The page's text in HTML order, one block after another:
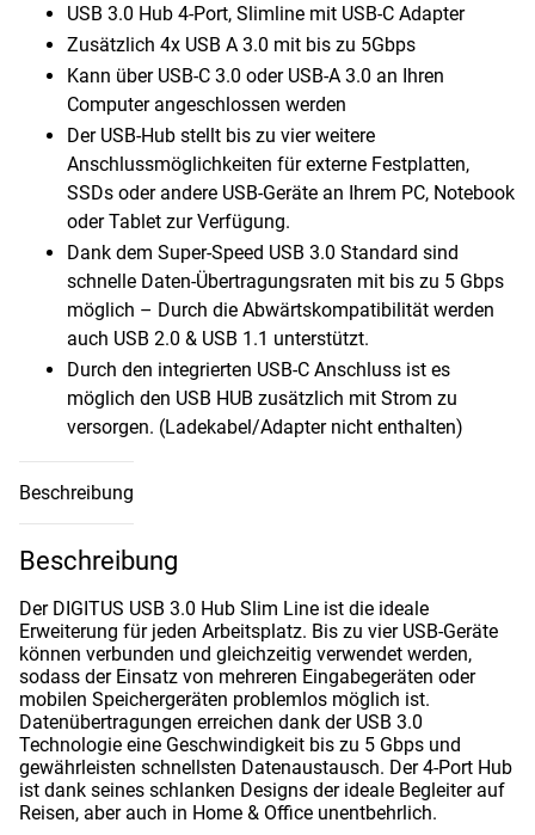
USB 3.0 Hub 4-Port, Slimline mit USB-C Adapter
Zusätzlich 4x USB A 3.0 mit bis zu 5Gbps
Kann über USB-C 3.0 oder USB-A 3.0 an Ihren
Computer angeschlossen werden
Der USB-Hub stellt bis zu vier weitere
Anschlussmöglichkeiten für externe Festplatten,
SSDs oder andere USB-Geräte an Ihrem PC, Notebook
oder Tablet zur Verfügung.
Dank dem Super-Speed USB 3.0 Standard sind
schnelle Daten-Übertragungsraten mit bis zu 5 Gbps
möglich – Durch die Abwärtskompatibilität werden
auch USB 2.0 & USB 1.1 unterstützt.
Durch den integrierten USB-C Anschluss ist es
möglich den USB HUB zusätzlich mit Strom zu
versorgen. (Ladekabel/Adapter nicht enthalten)
Beschreibung
Beschreibung
Der DIGITUS USB 3.0 Hub Slim Line ist die ideale
Erweiterung für jeden Arbeitsplatz. Bis zu vier USB-Geräte
können verbunden und gleichzeitig verwendet werden,
sodass der Einsatz von mehreren Eingabegeräten oder
mobilen Speichergeräten problemlos möglich ist.
Datenübertragungen erreichen dank der USB 3.0
Technologie eine Geschwindigkeit bis zu 5 Gbps und
gewährleisten schnellsten Datenaustausch. Der 4-Port Hub
ist dank seines schlanken Designs der ideale Begleiter auf
Reisen, aber auch in Home & Office unentbehrlich.